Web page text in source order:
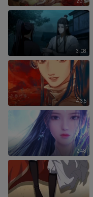
2:36
3:08
4:36
2:48